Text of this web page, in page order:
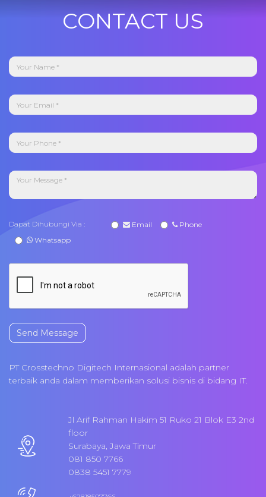
CONTACT US
Dapat Dihubungi Via : Email
Phone
Whatsapp
Send Message
PT Crosstechno Digitech Internasional adalah partner
terbaik anda dalam memberikan solusi bisnis di bidang IT.
Jl Arif Rahman Hakim 51 Ruko 21 Blok E3 2nd
floor
Surabaya, Jawa Timur
081 850 7766
0838 5451 7779